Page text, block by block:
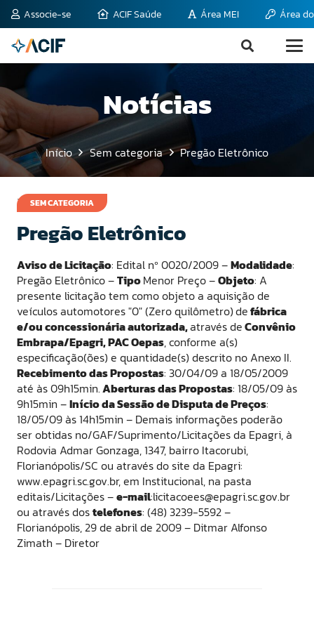
Associe-se ACIF Saúde Área MEI Área
Notícias
Início Sem categoria Pregão Eletrônico
SEM CATEGORIA
30 de abril de 2009
Pregão Eletrônico
Aviso de Licitação: Edital nº 0020/2009 –Modalidade:
Pregão Eletrônico –TipoMenor Preço –Objeto: A
presente licitação tem como objeto a aquisição de
veículos automotores "0" (Zero quilômetro)defábrica
e/ou concessionária autorizada,através deConvênio
Embrapa/Epagri, PAC Oepas, conforme a(s)
especificação(ões) e quantidade(s) descrito no Anexo II.
Recebimento das Propostas: 30/04/09 a 18/05/2009
até às 09h15min.Aberturas das Propostas: 18/05/09 às
9h15min –Início da Sessão de Disputa de Preços:
18/05/09 às 14h15min – Demais informações poderão
ser obtidas no/GAF/Suprimento/Licitações da Epagri, à
Rodovia Admar Gonzaga, 1347, bairro Itacorubi,
Florianópolis/SC ou através do site da Epagri:
www.epagri.sc.gov.br, em Institucional, na pasta
editais/Licitações –e-mail:licitacoees@epagri.sc.gov.br
ou através dostelefones: (48) 3239-5592 –
Florianópolis, 29 de abril de 2009 – Ditmar Alfonso
Zimath – Diretor